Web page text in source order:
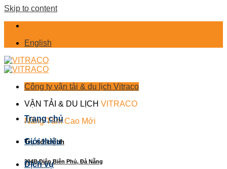
Skip to content
English
Công ty vận tải & du lịch Vitraco
VẬN TẢI & DU LỊCH VITRACO
Nâng Tầm Cao Mới
Trụ sở chính
394B Điện Biên Phủ, Đà Nẵng
Trang chủ
Giới thiệu
Dịch vụ